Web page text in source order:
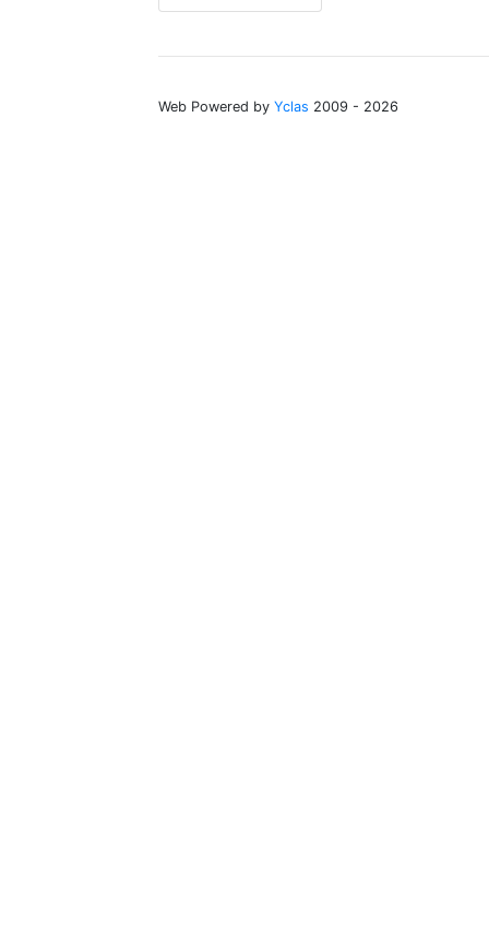
Web Powered by Yclas 2009 - 2026